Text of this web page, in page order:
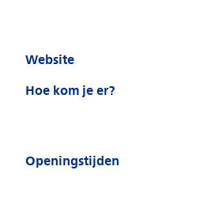
Website
Hoe kom je er?
Openingstijden